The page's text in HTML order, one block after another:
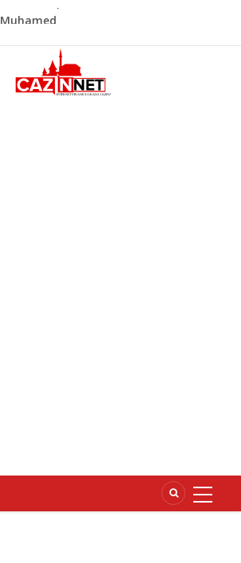
U Americi na Ahiret preselila Dervišević
Milionske odluke na sjednici Vlade USK:
Evo kome je dodijeljen novac
Američki kongresmeni traže od Trumpa: